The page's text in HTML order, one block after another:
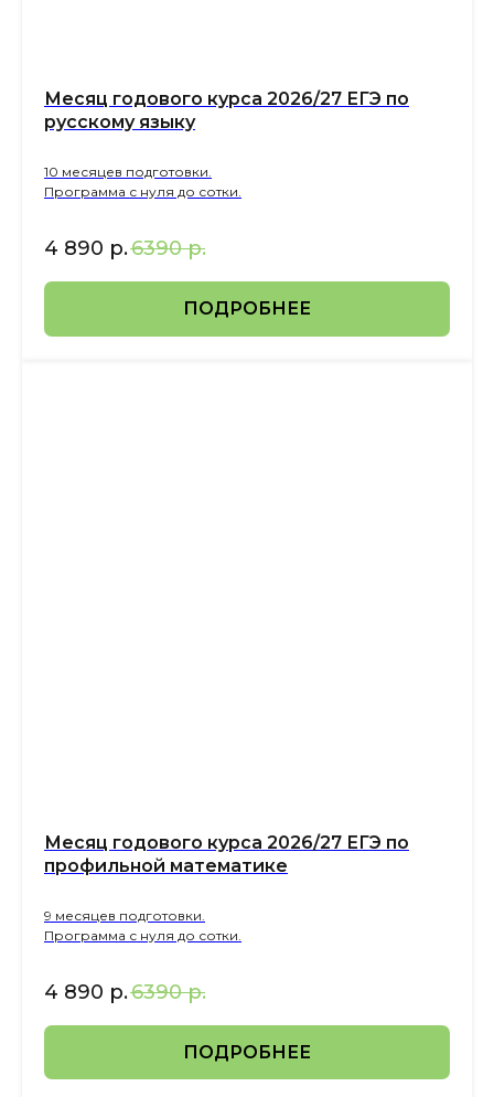
Ме сяц годового курса 2026/27 ЕГЭ по
русскому языку
10 месяцев подготовки.
Программа с нуля до сотки.
4 890 р.6390 р.
ПОДРОБНЕЕ
Ме сяц годового курса 2026/27 ЕГЭ по
профильной математике
9 месяцев подготовки.
Программа с нуля до сотки.
4 890 р.6390 р.
ПОДРОБНЕЕ